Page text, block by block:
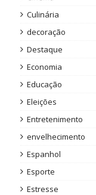
Culinária
decoração
Destaque
Economia
Educação
Eleições
Entretenimento
envelhecimento
Espanhol
Esporte
Estresse